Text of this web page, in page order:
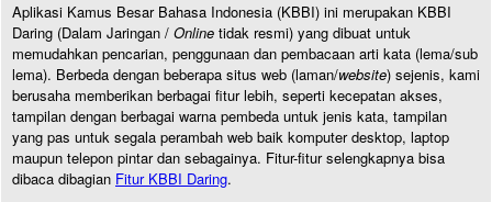
Aplikasi Kamus Besar Bahasa Indonesia (KBBI) ini merupakan KBBI
Daring (Dalam Jaringan / Online tidak resmi) yang dibuat untuk
memudahkan pencarian, penggunaan dan pembacaan arti kata (lema/sub
lema). Berbeda dengan beberapa situs web (laman/website) sejenis, kami
berusaha memberikan berbagai fitur lebih, seperti kecepatan akses,
tampilan dengan berbagai warna pembeda untuk jenis kata, tampilan
yang pas untuk segala perambah web baik komputer desktop, laptop
maupun telepon pintar dan sebagainya. Fitur-fitur selengkapnya bisa
dibaca dibagian Fitur KBBI Daring.